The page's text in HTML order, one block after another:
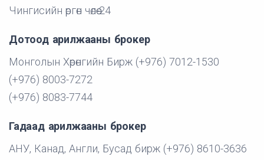
Чингисийн өргөн чөлөө-24
Дотоод арилжааны брокер
Монголын Хөрөнгийн Бирж (+976) 7012-1530
(+976) 8003-7272
(+976) 8083-7744
Гадаад арилжааны брокер
АНУ, Канад, Англи, Бусад бирж (+976) 8610-3636